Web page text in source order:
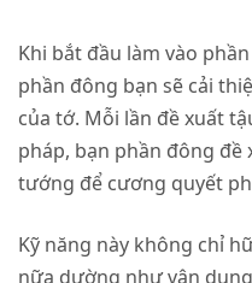
Khi bắt đầu làm vào
phần đông bạn sẽ cải
của tớ. Mỗi lần đề xuất
pháp, bạn phần đông đề
tướng để cương quyết
Kỹ năng này không chỉ
nữa dường như vận